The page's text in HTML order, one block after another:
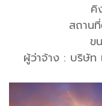
คิ
สถาน
ข
ผู้ว่าจ้าง : บริษัท